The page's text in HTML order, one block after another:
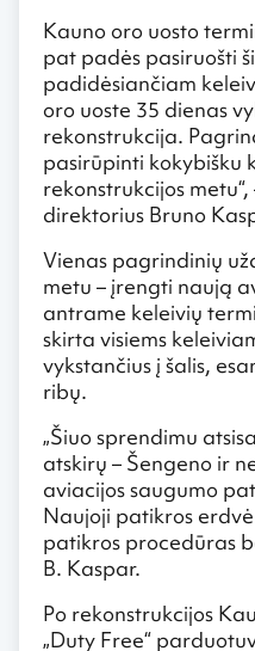
Kauno oro uosto
pat padės pasiruošti
padidėsiančiam
oro uoste 35 dienas
rekonstrukcija.
pasirūpinti kokybišku
rekonstrukcijos
direktorius Bruno
Vienas pagrindinių
metu – įrengti naują
antrame keleivių
skirta visiems
vykstančius į šalis,
ribų.
„Šiuo sprendimu
atskirų – Šengeno ir
aviacijos saugumo
Naujoji patikros
patikros procedūras
B. Kaspar.
Po rekonstrukcijos
„Duty Free“